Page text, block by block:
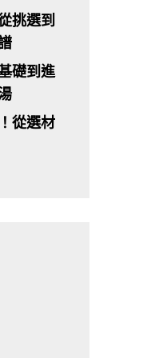
挑選到
礎到進
從選材